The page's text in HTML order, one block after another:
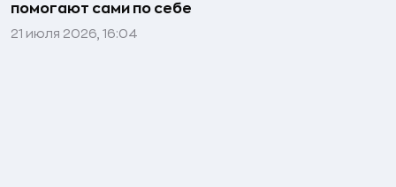
помогают сами по себе
21 июля 2026, 16:04